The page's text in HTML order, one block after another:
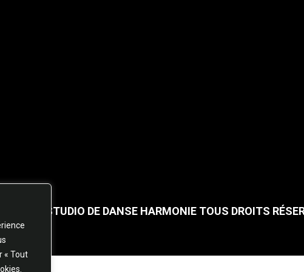
« Tout
© 2025 STUDIO DE DANSE HARMONIE TOUS DROITS